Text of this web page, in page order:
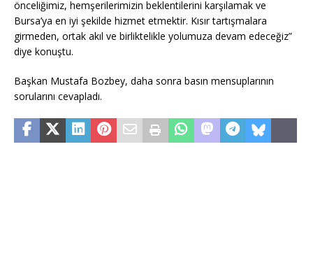
önceliğimiz, hemşerilerimizin beklentilerini karşılamak ve
Bursa’ya en iyi şekilde hizmet etmektir. Kısır tartışmalara
girmeden, ortak akıl ve birliktelikle yolumuza devam edeceğiz”
diye konuştu.
Başkan Mustafa Bozbey, daha sonra basın mensuplarının
sorularını cevapladı.